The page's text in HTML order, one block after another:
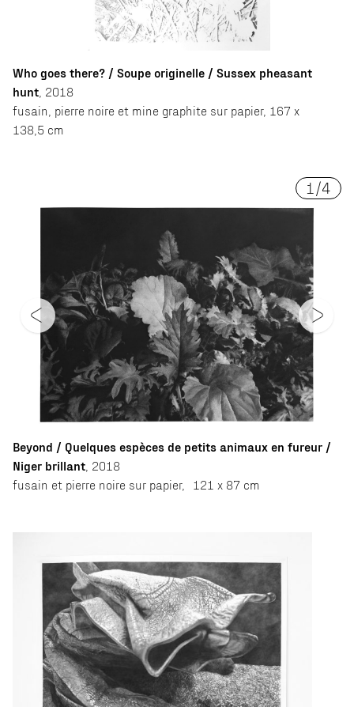
Who goes there? / Soupe originelle / Sussex pheasant
hunt , 2018
fusain, pierre noire et mine graphite sur papier, 167 x
138,5 cm
1 /4
Beyond / Quelques espèces de petits animaux en fureur /
Niger brillant , 2018
fusain et pierre noire sur papier, 121 x 87 cm